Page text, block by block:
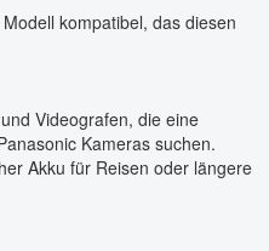
kompatibel, das diesen
Videografen, die eine
Kameras suchen.
Akku für Reisen oder längere